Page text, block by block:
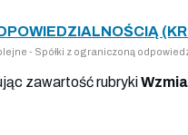
- Spółki z ograniczoną
zawartość rubryki